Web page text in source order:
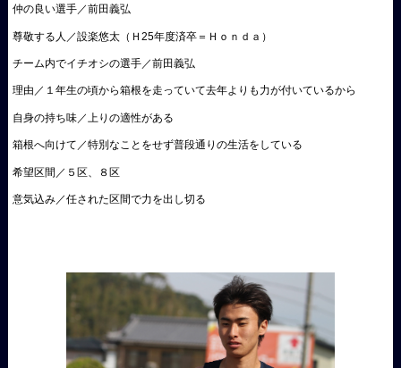
仲の良い選手／前田義弘
尊敬する人／設楽悠太（Ｈ25年度済卒＝Ｈｏｎｄａ）
チーム内でイチオシの選手／前田義弘
理由／１年生の頃から箱根を走っていて去年よりも力が付いているから
自身の持ち味／上りの適性がある
箱根へ向けて／特別なことをせず普段通りの生活をしている
希望区間／５区、８区
意気込み／任された区間で力を出し切る